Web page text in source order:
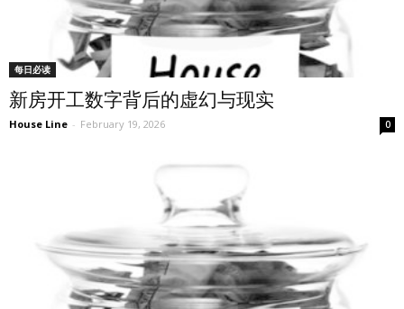
每日必读
新房开工数字背后的虚幻与现实
House Line - February 19, 2026 0